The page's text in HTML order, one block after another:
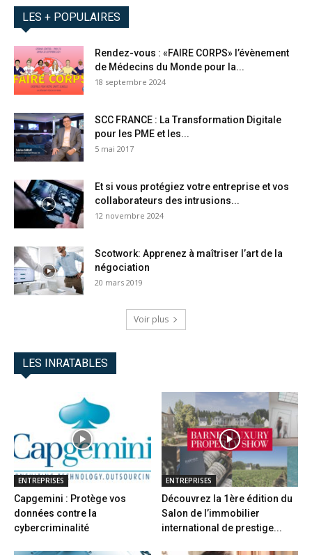
LES + POPULAIRES
Rendez-vous : «FAIRE CORPS» l’évènement
de Médecins du Monde pour la...
18 septembre 2024
SCC FRANCE : La Transformation Digitale
pour les PME et les...
5 mai 2017
Et si vous protégiez votre entreprise et vos
collaborateurs des intrusions...
12 novembre 2024
Scotwork: Apprenez à maîtriser l’art de la
négociation
20 mars 2019
Voir plus
LES INRATABLES
ENTREPRISES
Capgemini : Protège vos
données contre la
cybercriminalité
ENTREPRISES
Découvrez la 1ère édition du
Salon de l’immobilier
international de prestige...